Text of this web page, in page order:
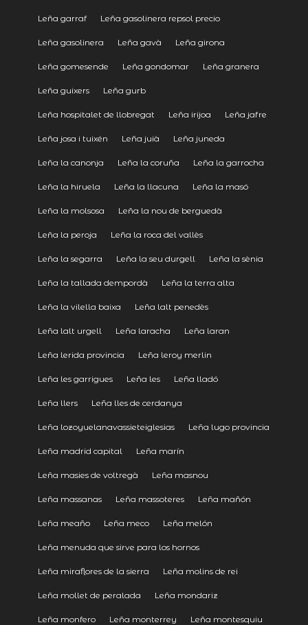
Leña garraf Leña gasolinera repsol precio
Leña gasolinera Leña gavà Leña girona
Leña gomesende Leña gondomar Leña granera
Leña guixers Leña gurb
Leña hospitalet de llobregat Leña irijoa Leña jafre
Leña josa i tuixén Leña juià Leña juneda
Leña la canonja Leña la coruña Leña la garrocha
Leña la hiruela Leña la llacuna Leña la masó
Leña la molsosa Leña la nou de berguedà
Leña la peroja Leña la roca del vallès
Leña la segarra Leña la seu durgell Leña la sènia
Leña la tallada dempordà Leña la terra alta
Leña la vilella baixa Leña lalt penedès
Leña lalt urgell Leña laracha Leña laran
Leña lerida provincia Leña leroy merlin
Leña les garrigues Leña les Leña lladó
Leña llers Leña lles de cerdanya
Leña lozoyuelanavassieteiglesias Leña lugo provincia
Leña madrid capital Leña marín
Leña masies de voltregà Leña masnou
Leña massanas Leña massoteres Leña mañón
Leña meaño Leña meco Leña melón
Leña menuda que sirve para los hornos
Leña miraflores de la sierra Leña molins de rei
Leña mollet de peralada Leña mondariz
Leña monfero Leña monterrey Leña montesquiu